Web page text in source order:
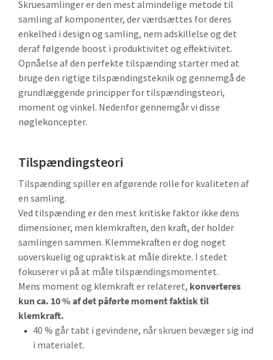
Skruesamlinger er den mest almindelige metode til
samling af komponenter, der værdsættes for deres
enkelhed i design og samling, nem adskillelse og det
deraf følgende boost i produktivitet og effektivitet.
Opnåelse af den perfekte tilspænding starter med at
bruge den rigtige tilspændingsteknik og gennemgå de
grundlæggende principper for tilspændingsteori,
moment og vinkel. Nedenfor gennemgår vi disse
nøglekoncepter.
Tilspændingsteori
Tilspænding spiller en afgørende rolle for kvaliteten af
en samling.
Ved tilspænding er den mest kritiske faktor ikke dens
dimensioner, men klemkraften, den kraft, der holder
samlingen sammen. Klemmekraften er dog noget
uoverskuelig og upraktisk at måle direkte. I stedet
fokuserer vi på at måle tilspændingsmomentet.
Mens moment og klemkraft er relateret, konverteres
kun ca. 10 % af det påførte moment faktisk til
klemkraft.
40 % går tabt i gevindene, når skruen bevæger sig ind
i materialet.